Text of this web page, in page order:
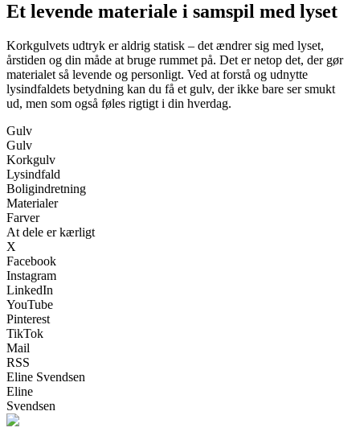
Et levende materiale i samspil med lyset
Korkgulvets udtryk er aldrig statisk – det ændrer sig med lyset,
årstiden og din måde at bruge rummet på. Det er netop det, der gør
materialet så levende og personligt. Ved at forstå og udnytte
lysindfaldets betydning kan du få et gulv, der ikke bare ser smukt
ud, men som også føles rigtigt i din hverdag.
Gulv
Gulv
Korkgulv
Lysindfald
Boligindretning
Materialer
Farver
At dele er kærligt
X
Facebook
Instagram
LinkedIn
YouTube
Pinterest
TikTok
Mail
RSS
Eline Svendsen
Eline
Svendsen